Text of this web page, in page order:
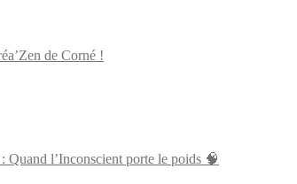
de Corné !
l’Inconscient porte le poids 🧠